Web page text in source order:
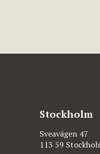
Stockholm
Sveavägen 47
113 59